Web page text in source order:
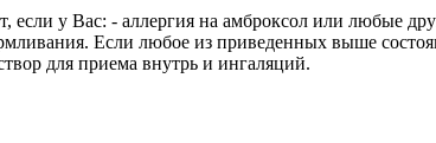
у Вас: - аллергия на амброксол или любые
Если любое из приведенных выше
для приема внутрь и ингаляций.